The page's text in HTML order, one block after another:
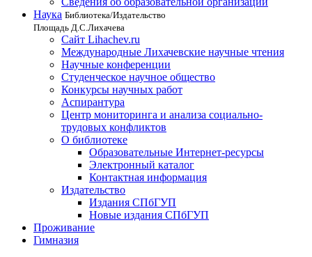
Наука Библиотека/Издательство
Площадь Д.С.Лихачева
Сайт Lihachev.ru
Международные Лихачевские научные чтения
Научные конференции
Студенческое научное общество
Конкурсы научных работ
Аспирантура
Центр мониторинга и анализа социально-
трудовых конфликтов
О библиотеке
Образовательные Интернет-ресурсы
Электронный каталог
Контактная информация
Издательство
Издания СПбГУП
Новые издания СПбГУП
Проживание
Гимназия